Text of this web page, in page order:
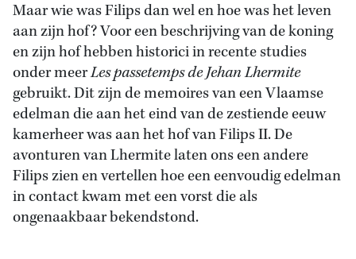
Maar wie was Filips dan wel en hoe was het leven
aan zijn hof? Voor een beschrijving van de koning
en zijn hof hebben historici in recente studies
onder meerLes passetemps de Jehan Lhermite
gebruikt. Dit zijn de memoires van een Vlaamse
edelman die aan het eind van de zestiende eeuw
kamerheer was aan het hof van Filips II. De
avonturen van Lhermite laten ons een andere
Filips zien en vertellen hoe een eenvoudig edelman
in contact kwam met een vorst die als
ongenaakbaar bekendstond.